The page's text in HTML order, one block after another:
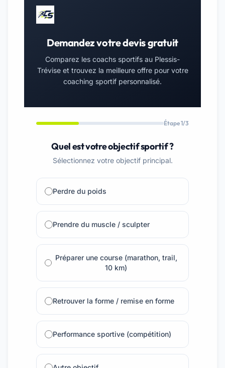
Demandez votre devis gratuit
Comparez les coachs sportifs au Plessis-
Trévise et trouvez la meilleure offre pour votre
coaching sportif personnalisé.
Étape 1/3
Quel est votre objectif sportif ?
Sélectionnez votre objectif principal.
Perdre du poids
Prendre du muscle / sculpter
Préparer une course (marathon, trail,
10 km)
Retrouver la forme / remise en forme
Performance sportive (compétition)